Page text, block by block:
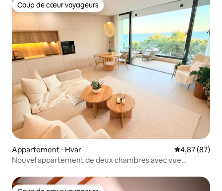
Coup de cœur voyageurs
Coup de cœur voyageurs
Appartement ⋅ Hvar Évaluation
4,87 (87)
Nouvel appartement de deux chambres avec vue